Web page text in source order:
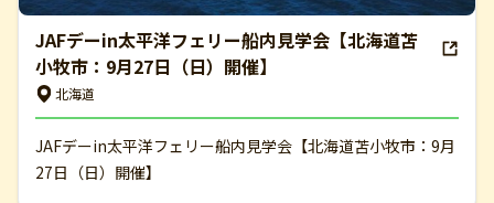
JAFデーin太平洋フェリー船内見学会【北海道苫
小牧市：9月27日（日）開催】
北海道
JAFデーin太平洋フェリー船内見学会【北海道苫小牧市：9月
27日（日）開催】